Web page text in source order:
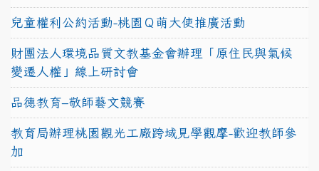
兒童權利公約活動-桃園Ｑ萌大使推廣活動
財團法人環境品質文教基金會辦理「原住民與氣候
變遷人權」線上研討會
品德教育–敬師藝文競賽
教育局辦理桃園觀光工廠跨域見學觀摩-歡迎教師參
加